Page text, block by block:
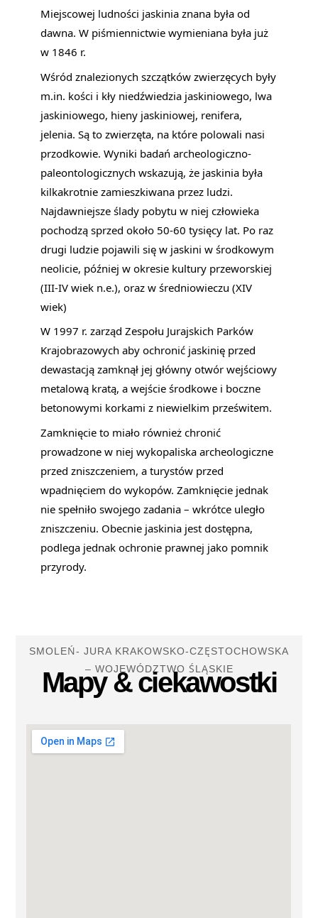
Miejscowej ludności jaskinia znana była od
dawna. W piśmiennictwie wymieniana była już
w 1846 r.
Wśród znalezionych szczątków zwierzęcych były
m.in. kości i kły niedźwiedzia jaskiniowego, lwa
jaskiniowego, hieny jaskiniowej, renifera,
jelenia. Są to zwierzęta, na które polowali nasi
przodkowie. Wyniki badań archeologiczno-
paleontologicznych wskazują, że jaskinia była
kilkakrotnie zamieszkiwana przez ludzi.
Najdawniejsze ślady pobytu w niej człowieka
pochodzą sprzed około 50-60 tysięcy lat. Po raz
drugi ludzie pojawili się w jaskini w środkowym
neolicie, później w okresie kultury przeworskiej
(III-IV wiek n.e.), oraz w średniowieczu (XIV
wiek)
W 1997 r. zarząd Zespołu Jurajskich Parków
Krajobrazowych aby ochronić jaskinię przed
dewastacją zamknął jej główny otwór wejściowy
metalową kratą, a wejście środkowe i boczne
betonowymi korkami z niewielkim prześwitem.
Zamknięcie to miało również chronić
prowadzone w niej wykopaliska archeologiczne
przed zniszczeniem, a turystów przed
wpadnięciem do wykopów. Zamknięcie jednak
nie spełniło swojego zadania – wkrótce uległo
zniszczeniu. Obecnie jaskinia jest dostępna,
podlega jednak ochronie prawnej jako pomnik
przyrody.
SMOLEŃ- JURA KRAKOWSKO-CZĘSTOCHOWSKA
– WOJEWÓDZTWO ŚLĄSKIE
Mapy & ciekawostki